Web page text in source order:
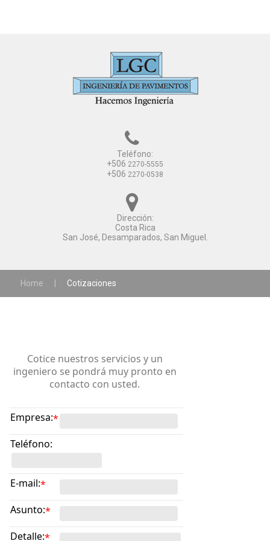
Teléfono:
+506 2270-5555
+506 2270-0538
Dirección:
Costa Rica
San José, Desamparados, San Miguel.
Home Cotizaciones
Cotice nuestros servicios y un
ingeniero se pondrá muy pronto en
contacto con usted.
Empresa:*
Teléfono:
E-mail:*
Asunto:*
Detalle:*